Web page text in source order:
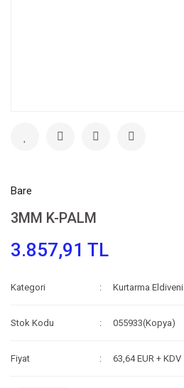
Bare
3MM K-PALM
3.857,91 TL
Kategori Kurtarma Eldiveni
Stok Kodu 055933(Kopya)
Fiyat 63,64 EUR + KDV